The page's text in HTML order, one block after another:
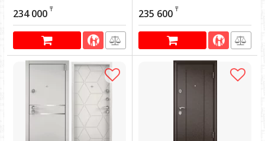
8019)
Артикул: 200406
234 000 ₸
1,КТ Дуб медовый,TST-
1,хром,НАКЛ,НК2,КТ Дуб
Артикул: 200788
235 600 ₸